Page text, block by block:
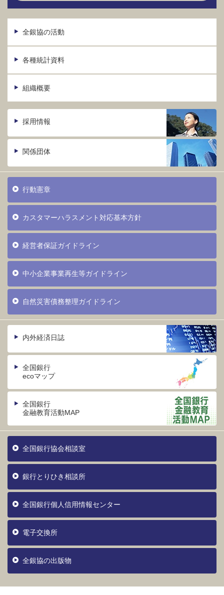
全銀協の活動
各種統計資料
組織概要
採用情報
関係団体
行動憲章
カスタマーハラスメント対応基本方針
経営者保証ガイドライン
中小企業事業再生等ガイドライン
自然災害債務整理ガイドライン
内外経済日誌
全国銀行
ecoマップ
全国銀行
金融教育活動MAP
全国銀行協会相談室
銀行とりひき相談所
全国銀行個人信用情報センター
電子交換所
全銀協の出版物